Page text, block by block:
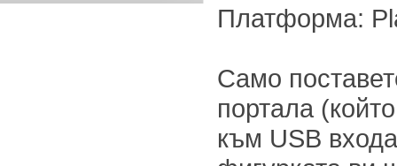
Платформа:
Само
портала
към USB